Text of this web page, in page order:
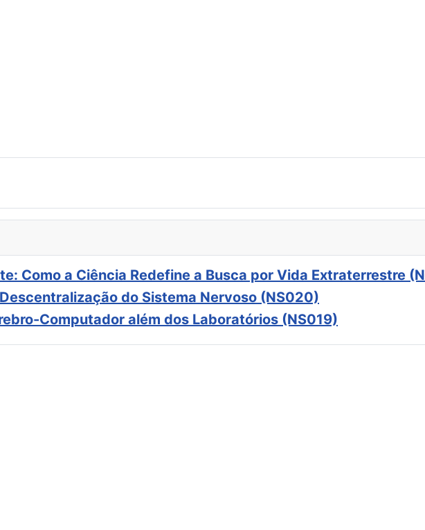
Como a Ciência Redefine a Busca por Vida Extraterrestre
do Sistema Nervoso (NS020)
Computador além dos Laboratórios (NS019)